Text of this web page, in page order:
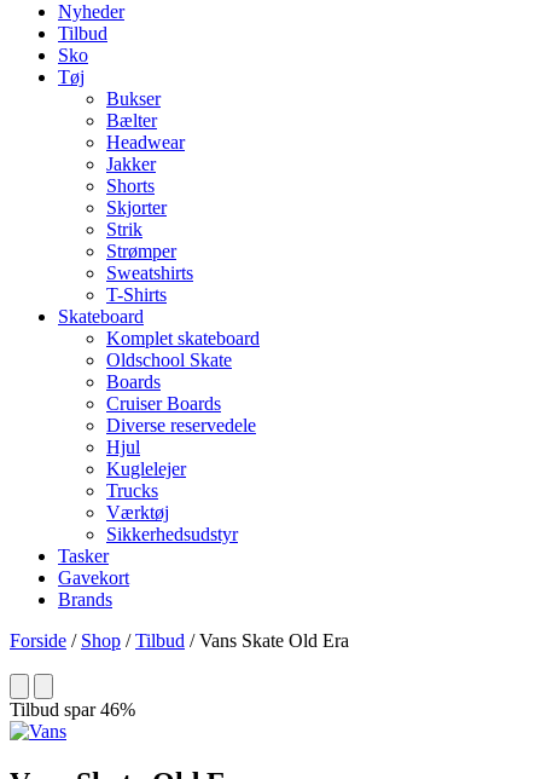
Nyheder
Tilbud
Sko
Tøj
Bukser
Bælter
Headwear
Jakker
Shorts
Skjorter
Strik
Strømper
Sweatshirts
T-Shirts
Skateboard
Komplet skateboard
Oldschool Skate
Boards
Cruiser Boards
Diverse reservedele
Hjul
Kuglelejer
Trucks
Værktøj
Sikkerhedsudstyr
Tasker
Gavekort
Brands
Forside / Shop /Tilbud / Vans Skate Old Era
Tilbud spar 46%